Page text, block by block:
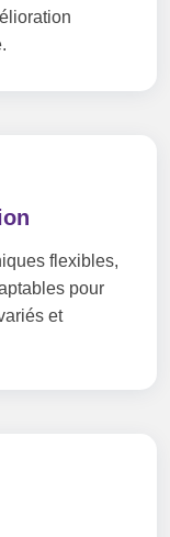
flexibles,
pour
et